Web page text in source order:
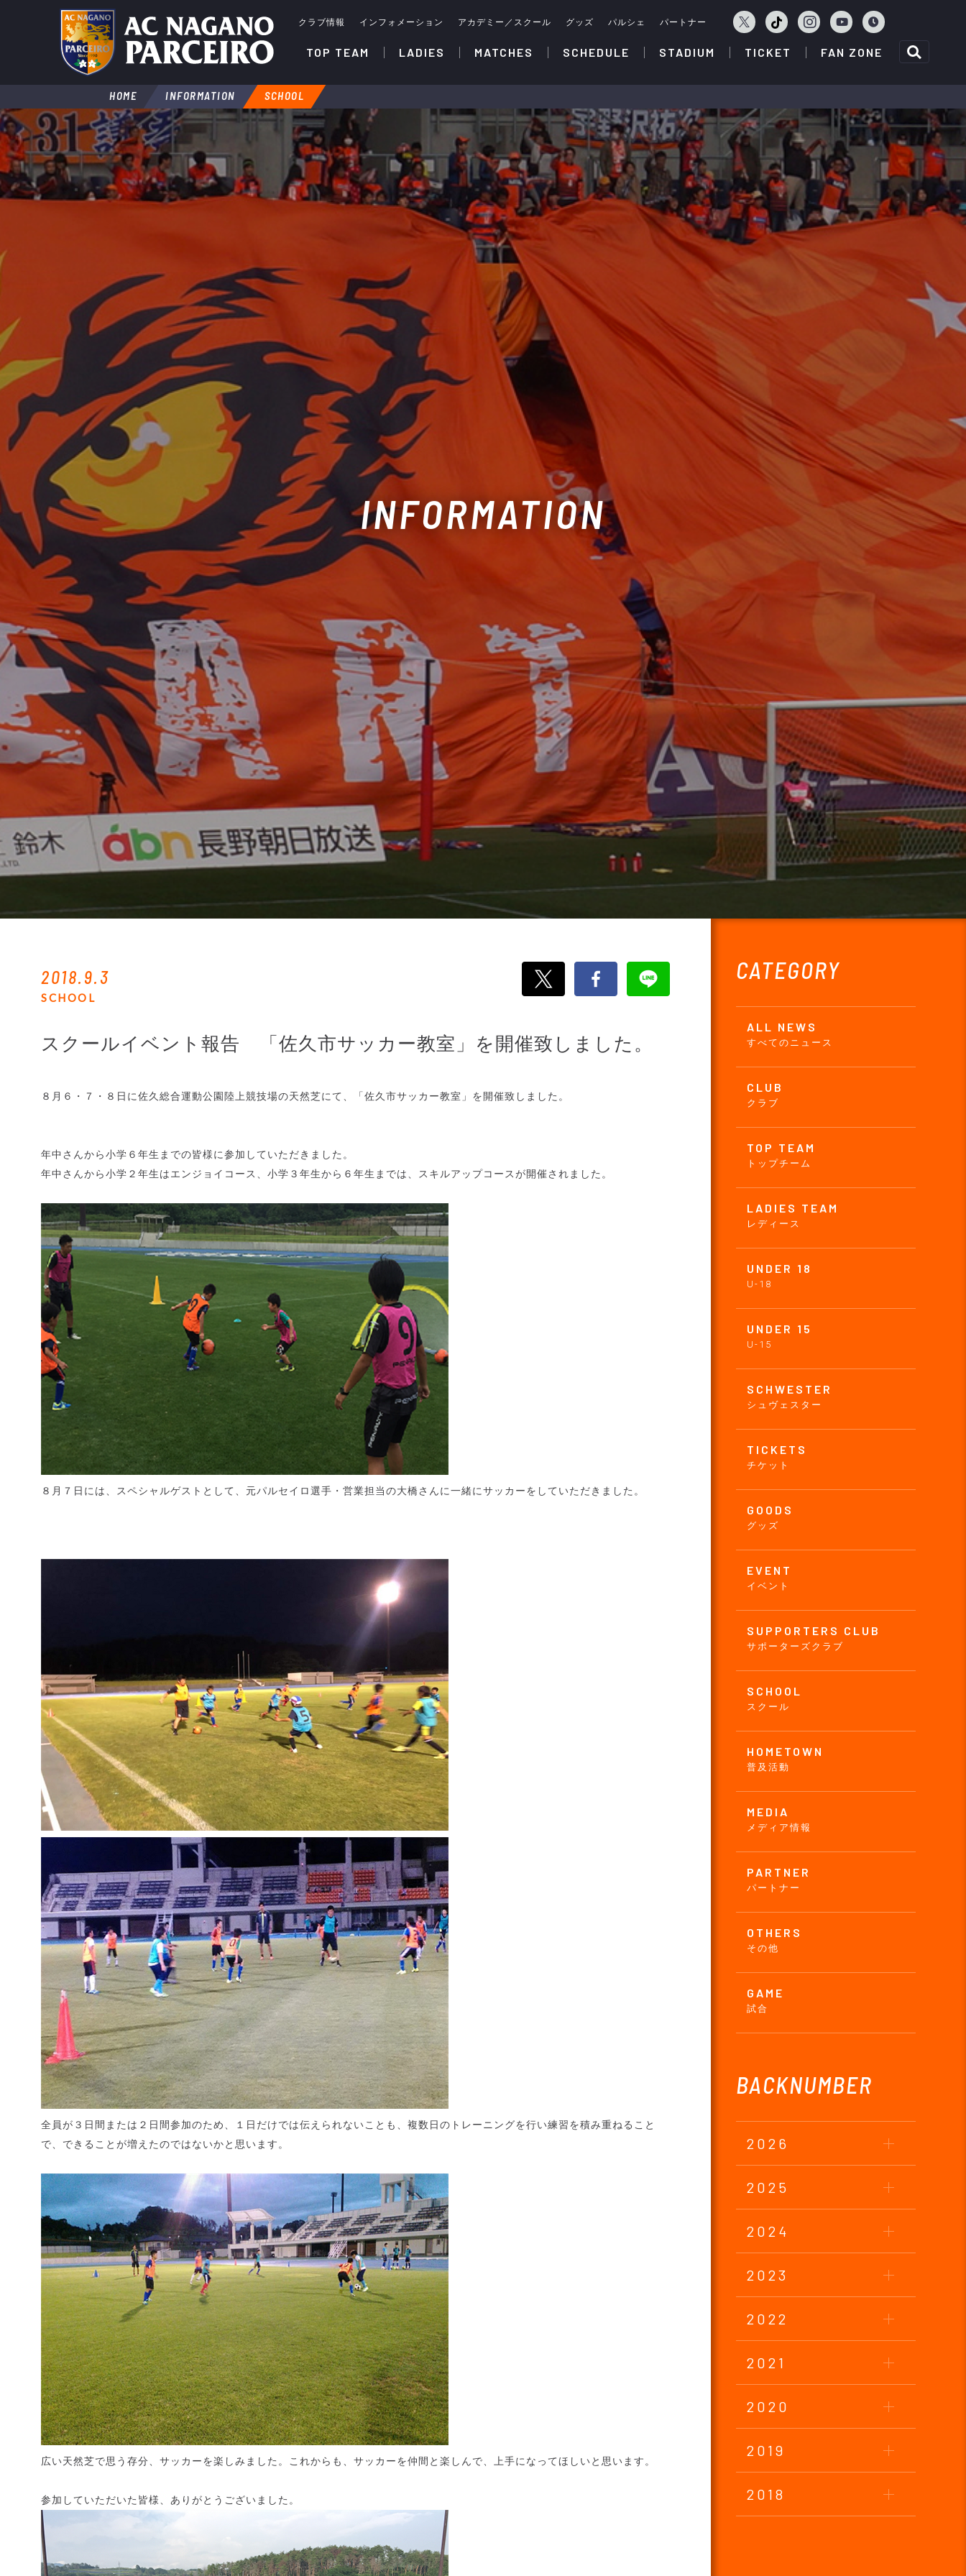
クラブ情報 インフォメーション アカデミー／スクール グッズ パルシェ パートナー
TOP TEAM LADIES MATCHES SCHEDULE STADIUM TICKET FAN ZONE
HOME INFORMATION SCHOOL
INFORMATION
CATEGORY
ALL NEWS
すべてのニュース
CLUB
クラブ
TOP TEAM
トップチーム
LADIES TEAM
レディース
UNDER 18
U-18
UNDER 15
U-15
SCHWESTER
シュヴェスター
TICKETS
チケット
GOODS
グッズ
EVENT
イベント
SUPPORTERS CLUB
サポーターズクラブ
SCHOOL
スクール
HOMETOWN
普及活動
MEDIA
メディア情報
PARTNER
パートナー
OTHERS
その他
GAME
試合
BACKNUMBER
2026
2025
2024
2023
2022
2021
2020
2019
2018
2018.9.3
SCHOOL
スクールイベント報告 「佐久市サッカー教室」を開催致しました。
８月６・７・８日に佐久総合運動公園陸上競技場の天然芝にて、「佐久市サッカー教室」を開催致しました。
年中さんから小学６年生までの皆様に参加していただきました。
年中さんから小学２年生はエンジョイコース、小学３年生から６年生までは、スキルアップコースが開催されました。
８月７日には、スペシャルゲストとして、元パルセイロ選手・営業担当の大橋さんに一緒にサッカーをしていただきました。
全員が３日間または２日間参加のため、１日だけでは伝えられないことも、複数日のトレーニングを行い練習を積み重ねること
で、できることが増えたのではないかと思います。
広い天然芝で思う存分、サッカーを楽しみました。これからも、サッカーを仲間と楽しんで、上手になってほしいと思います。
参加していただいた皆様、ありがとうございました。